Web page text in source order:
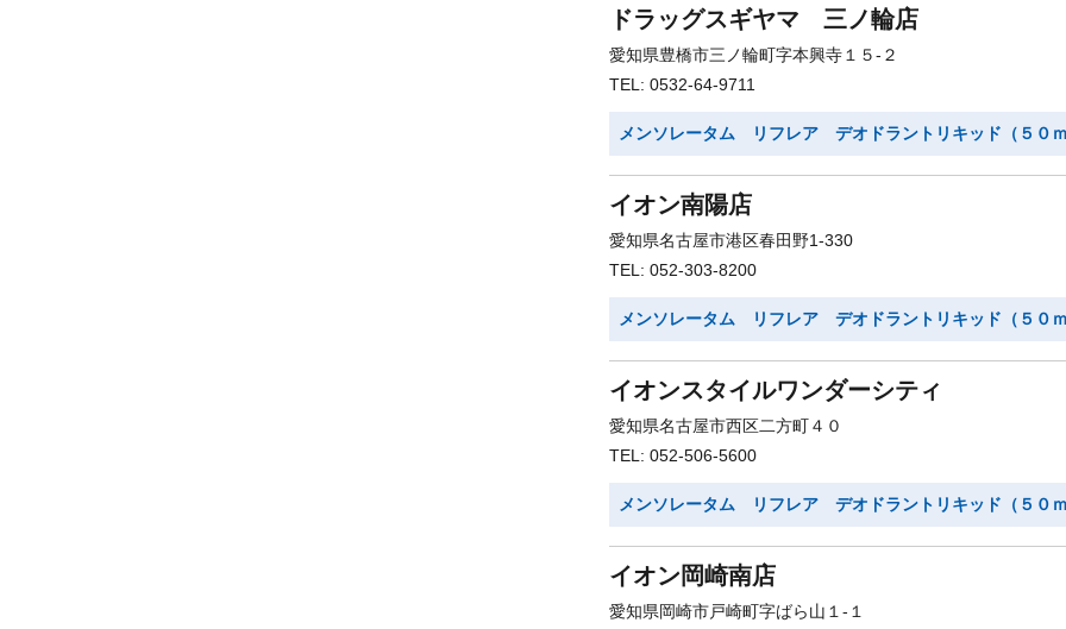
ドラッグスギヤマ 三ノ輪店
愛知県豊橋市三ノ輪町字本興寺１５-２
TEL: 0532-64-9711
メンソレータム リフレア デオドラントリキッド（５０ｍ
イオン南陽店
愛知県名古屋市港区春田野1-330
TEL: 052-303-8200
メンソレータム リフレア デオドラントリキッド（５０ｍ
イオンスタイルワンダーシティ
愛知県名古屋市西区二方町４０
TEL: 052-506-5600
メンソレータム リフレア デオドラントリキッド（５０ｍ
イオン岡崎南店
愛知県岡崎市戸崎町字ばら山１-１